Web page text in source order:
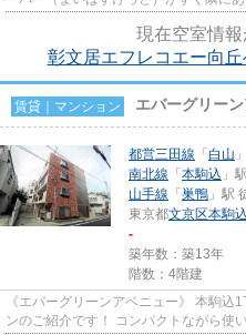
現在空室情報
彰文居エフレコエー向
賃貸｜マンション エバーグリー
都営三田線 「 白山
南北線 「 本駒込 」
山手線 「 巣鴨 」駅
東京都文京区本駒込
-
築年数：築13年
階数：4階建
《エバーグリーンアベニュー》 本駒込
ンのご紹介です！ コンパクトながら使